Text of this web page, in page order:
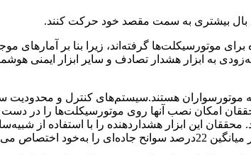
بال بیشتری به سمت مقصد خود حرکت کنند.
موتورسیکلت‌ها گرفته‌اند، زیرا بنا بر آمارهای
به ابزار هشدار تصادف و سایر ابزار ایمنی
موتورسواران هستند.سیستم‌های کنترل و
امکان نصب آنها روی موتورسیکلت‌ها را در
روی موتورسیکلت‌ها نصب خواهد شد. محققان این ابزار هشدار‌دهنده را با
می‌دهد.